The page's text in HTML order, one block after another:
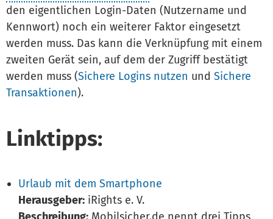
den eigentlichen Login-Daten (Nutzername und
Kennwort) noch ein weiterer Faktor eingesetzt
werden muss. Das kann die Verknüpfung mit einem
zweiten Gerät sein, auf dem der Zugriff bestätigt
werden muss (Sichere Logins nutzen und Sichere
Transaktionen).
Linktipps:
Urlaub mit dem Smartphone
Herausgeber: iRights e. V.